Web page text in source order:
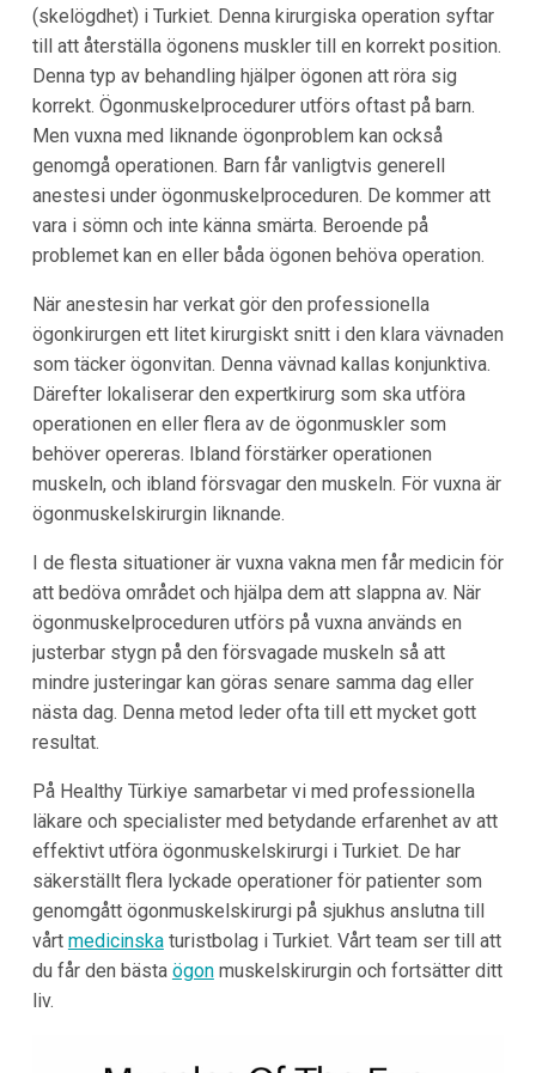
(skelögdhet) i Turkiet. Denna kirurgiska operation syftar
till att återställa ögonens muskler till en korrekt position.
Denna typ av behandling hjälper ögonen att röra sig
korrekt. Ögonmuskelprocedurer utförs oftast på barn.
Men vuxna med liknande ögonproblem kan också
genomgå operationen. Barn får vanligtvis generell
anestesi under ögonmuskelproceduren. De kommer att
vara i sömn och inte känna smärta. Beroende på
problemet kan en eller båda ögonen behöva operation.
När anestesin har verkat gör den professionella
ögonkirurgen ett litet kirurgiskt snitt i den klara vävnaden
som täcker ögonvitan. Denna vävnad kallas konjunktiva.
Därefter lokaliserar den expertkirurg som ska utföra
operationen en eller flera av de ögonmuskler som
behöver opereras. Ibland förstärker operationen
muskeln, och ibland försvagar den muskeln. För vuxna är
ögonmuskelskirurgin liknande.
I de flesta situationer är vuxna vakna men får medicin för
att bedöva området och hjälpa dem att slappna av. När
ögonmuskelproceduren utförs på vuxna används en
justerbar stygn på den försvagade muskeln så att
mindre justeringar kan göras senare samma dag eller
nästa dag. Denna metod leder ofta till ett mycket gott
resultat.
På Healthy Türkiye samarbetar vi med professionella
läkare och specialister med betydande erfarenhet av att
effektivt utföra ögonmuskelskirurgi i Turkiet. De har
säkerställt flera lyckade operationer för patienter som
genomgått ögonmuskelskirurgi på sjukhus anslutna till
vårt medicinskaturistbolag i Turkiet. Vårt team ser till att
du får den bästa ögonmuskelskirurgin och fortsätter ditt
liv.